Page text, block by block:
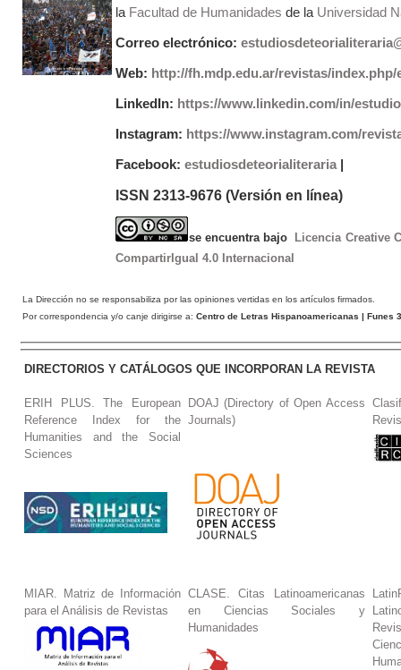
la Facultad de Humanidades de laUniversidad
Correo electrónico:
Web: http://fh.mdp.edu.ar/revistas/index.php/
LinkedIn: https://www.linkedin.com/in/
Instagram: https://www.instagram.com/
Facebook: estudiosdeteorialiteraria|
ISSN 2313-9676 (Versión en línea)
se encuentra bajo
Licencia Creative
CompartirIgual 4.0 Internacional
La Dirección no se responsabiliza por las opiniones vertidas en los artículos firmados.
Por correspondencia y/o canje dirigirse a: Centro de Letras Hispanoamericanas | Funes
DIRECTORIOS Y CATÁLOGOS QUE INCORPORAN LA REVISTA
ERIH PLUS. The European
Reference Index for the
Humanities and the Social
Sciences
DOAJ (Directory of Open Access
Journals)
MIAR. Matriz de Información
para el Análisis de Revistas
CLASE. Citas Latinoamericanas
en Ciencias Sociales y
Humanidades